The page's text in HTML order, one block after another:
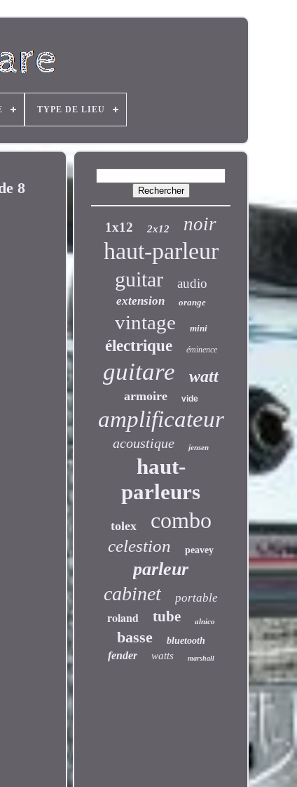
TYPE DE LIEU
8
1x12 2x12 noir
haut-parleur
guitar audio
extension orange
vintage mini
électrique éminence
guitare watt
armoire vide
amplificateur
acoustique jensen
haut-
parleurs
tolex combo
celestion peavey
parleur
cabinet portable
roland tube alnico
basse bluetooth
fender watts marshall